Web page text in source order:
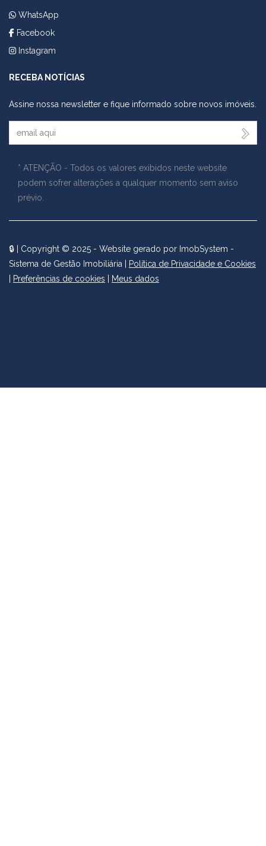
WhatsApp
Facebook
Instagram
RECEBA NOTÍCIAS
Assine nossa newsletter e fique informado sobre novos imóveis.
Seu Email
* ATENÇÃO - Todos os valores exibidos neste website
podem sofrer alterações a qualquer momento sem aviso
prévio.
🔒 | Copyright © 2025 - Website gerado por ImobSystem -
Sistema de Gestão Imobiliária
Política de Privacidade e Cookies
Preferências de cookies Meus dados